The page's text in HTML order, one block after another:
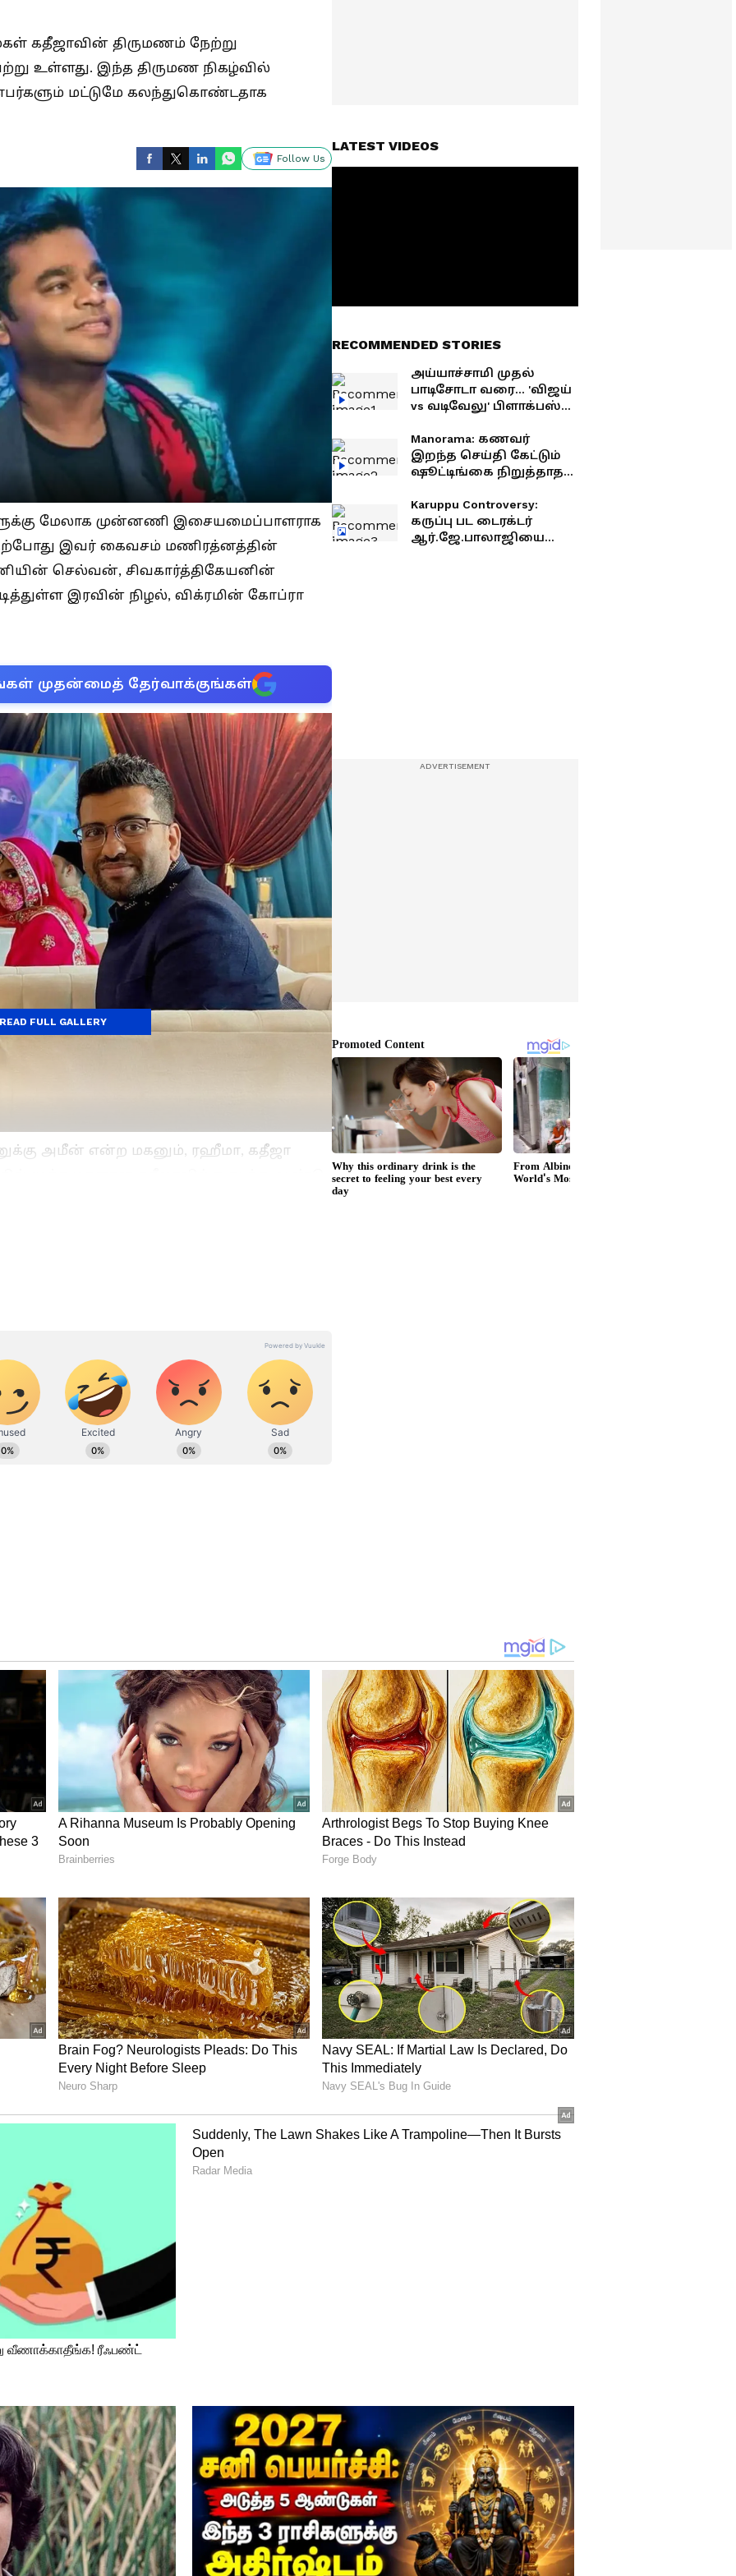
மகள் கதீஜாவின் திருமணம் நேற்று
உள்ளது. இந்த திருமண நிகழ்வில்
மட்டுமே கலந்துகொண்டதாக
Follow Us
மேலாக முன்னணி இசையமைப்பாளராக
இவர் கைவசம் மணிரத்னத்தின்
செல்வன், சிவகார்த்திகேயனின்
இரவின் நிழல், விக்ரமின் கோப்ரா
முதன்மைத் தேர்வாக்குங்கள்
அமீன் என்ற மகனும், ரஹீமா, கதீஜா
கதீஜாவின் திருமணம் நேற்று எளிமையான
திருமண நிகழ்வில் நெருங்கிய
கலந்துகொண்டதாக கூறப்படுகிறது.
தனது இன்ஸ்டாகிராம் பக்கத்தில்
உள்ளார் ஏ.ஆர்.ரகுமான்.
தம்பதிக்கு சமூக வலைதளங்களில்
திருமண புகைப்படத்தை
‘என் வாழ்வில் மிகவும் எதிர்பார்த்த நாள்
ரியாசுதீன் ஷேக் முகமது,
சவுண்ட் இஞ்ஜினியராக பணியாற்றியவர்
செல்வனுக்காக தீயாய் வேலை
FULL GALLERY
LATEST VIDEOS
RECOMMENDED STORIES
அய்யாச்சாமி முதல்
பாடிசோடா வரை... 'விஜய்
vs வடிவேலு' பிளாக்பஸ்டர்
ஒரு பார்வை !
Manorama: கணவர்
இறந்த செய்தி கேட்டும்
ஷூட்டிங்கை நிறுத்தாத
பகிர்ந்த ஷாக் சம்பவம்!
Karuppu Controversy:
கருப்பு பட டைரக்டர்
ஆர்.ஜே.பாலாஜியை